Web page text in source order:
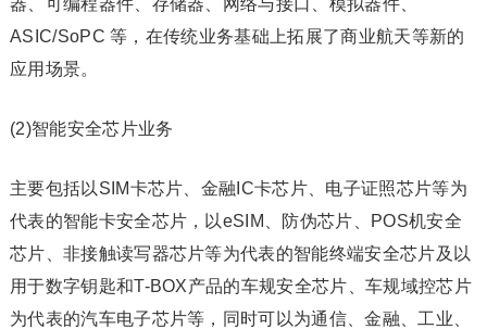
器、可编程器件、存储器、网络与接口、模拟器件、
ASIC/SoPC 等，在传统业务基础上拓展了商业航天等新的
应用场景。
(2)智能安全芯片业务
主要包括以SIM卡芯片、金融IC卡芯片、电子证照芯片等为
代表的智能卡安全芯片，以eSIM、防伪芯片、POS机安全
芯片、非接触读写器芯片等为代表的智能终端安全芯片及以
用于数字钥匙和T-BOX产品的车规安全芯片、车规域控芯片
为代表的汽车电子芯片等，同时可以为通信、金融、工业、